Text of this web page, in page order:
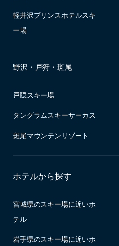
軽井沢プリンスホテルスキ
ー場
野沢・戸狩・斑尾
戸隠スキー場
タングラムスキーサーカス
斑尾マウンテンリゾート
ホテルから探す
宮城県のスキー場に近いホ
テル
岩手県のスキー場に近いホ